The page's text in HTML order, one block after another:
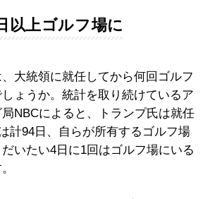
以上ゴルフ場に
大統領に就任してから何回ゴルフ
ょうか。統計を取り続けているア
NBCによると、トランプ氏は就任
計94日、自らが所有するゴルフ場
いたい4日に1回はゴルフ場にいる